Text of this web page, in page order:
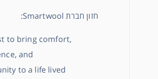
חזון חברת Smartwool:
to bring comfort,
and
to a life lived